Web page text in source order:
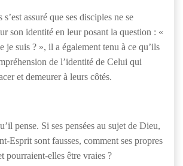
assuré que ses disciples ne se
son identité en leur posant la question : «
je suis ? », il a également tenu à ce qu’ils
de l’identité de Celui qui
et demeurer à leurs côtés.
pense. Si ses pensées au sujet de Dieu,
Esprit sont fausses, comment ses propres
pourraient-elles être vraies ?